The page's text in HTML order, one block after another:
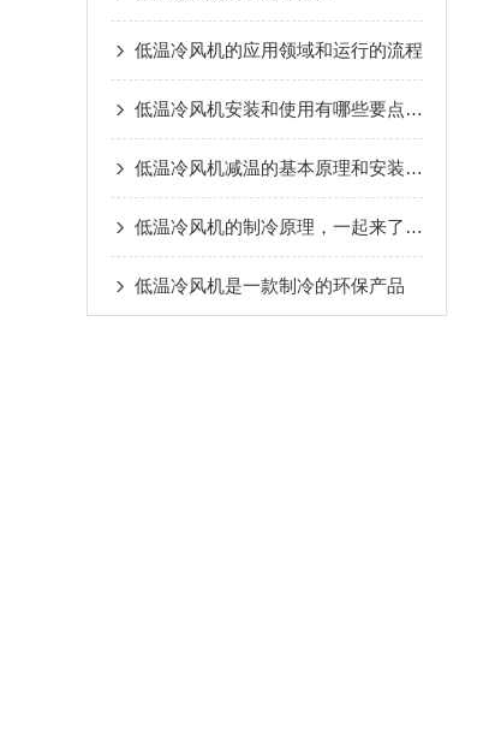
低温冷风机的应用领域和运行的流程
低温冷风机安装和使用有哪些要点要注意的呢？
低温冷风机减温的基本原理和安装要点
低温冷风机的制冷原理，一起来了解下吧
低温冷风机是一款制冷的环保产品